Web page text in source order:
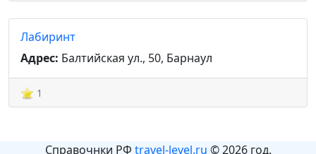
Лабиринт
Адрес: Балтийская ул., 50, Барнаул
1
Справочнки РФ travel-level.ru © 2026 год.